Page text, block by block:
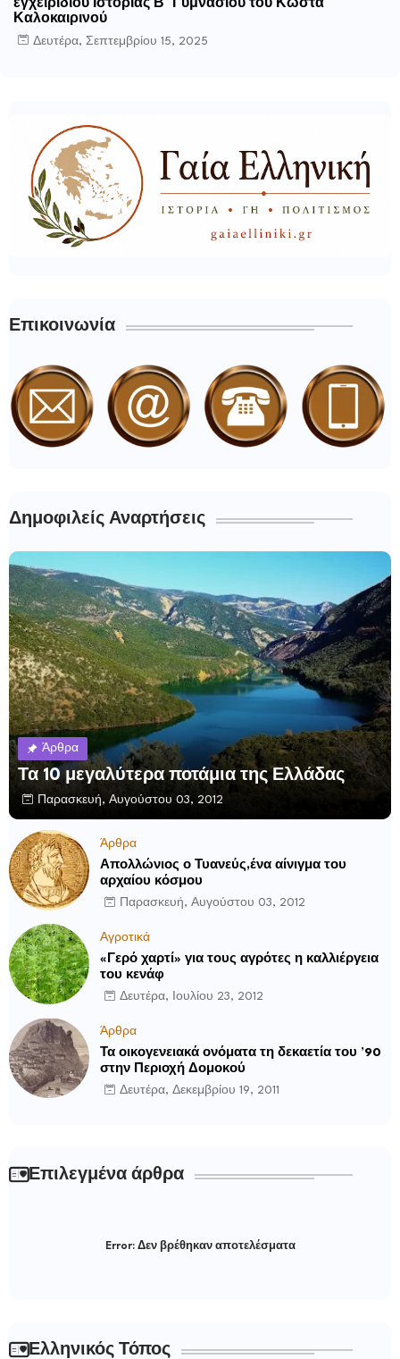
εγχειριδίου Ιστορίας Β΄ Γυμνασίου του Κώστα
Καλοκαιρινού
Δευτέρα, Σεπτεμβρίου 15, 2025
Επικοινωνία
Δημοφιλείς Αναρτήσεις
Άρθρα
Τα 10 μεγαλύτερα ποτάμια της Ελλάδας
Παρασκευή, Αυγούστου 03, 2012
Άρθρα
Απολλώνιος ο Τυανεύς,ένα αίνιγμα του
αρχαίου κόσμου
Παρασκευή, Αυγούστου 03, 2012
Αγροτικά
«Γερό χαρτί» για τους αγρότες η καλλιέργεια
του κενάφ
Δευτέρα, Ιουλίου 23, 2012
Άρθρα
Τα οικογενειακά ονόματα τη δεκαετία του ’90
στην Περιοχή Δομοκού
Δευτέρα, Δεκεμβρίου 19, 2011
Επιλεγμένα άρθρα
Error:Δεν βρέθηκαν αποτελέσματα
Ελληνικός Τόπος